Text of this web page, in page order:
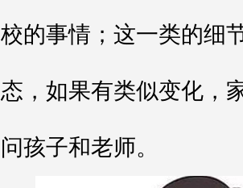
校的事情；这一类的细
态，如果有类似变化，
问孩子和老师。